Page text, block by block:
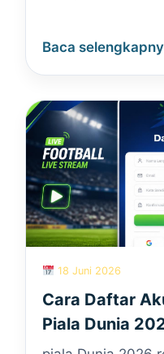
Baca
18 Juni 2026
Cara Daftar
Piala Dunia